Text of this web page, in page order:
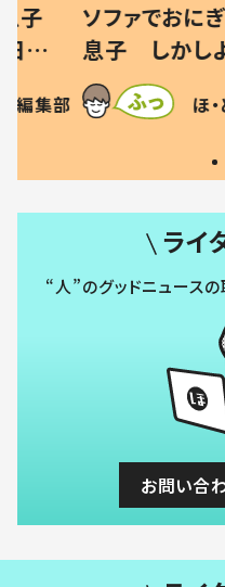
1歳
…母
現行
編集部
小1から不登
テッド」だ
食”を作り続
和の親 #令
SNSで話題
ライ
“人”のグッドニュース
お問い合